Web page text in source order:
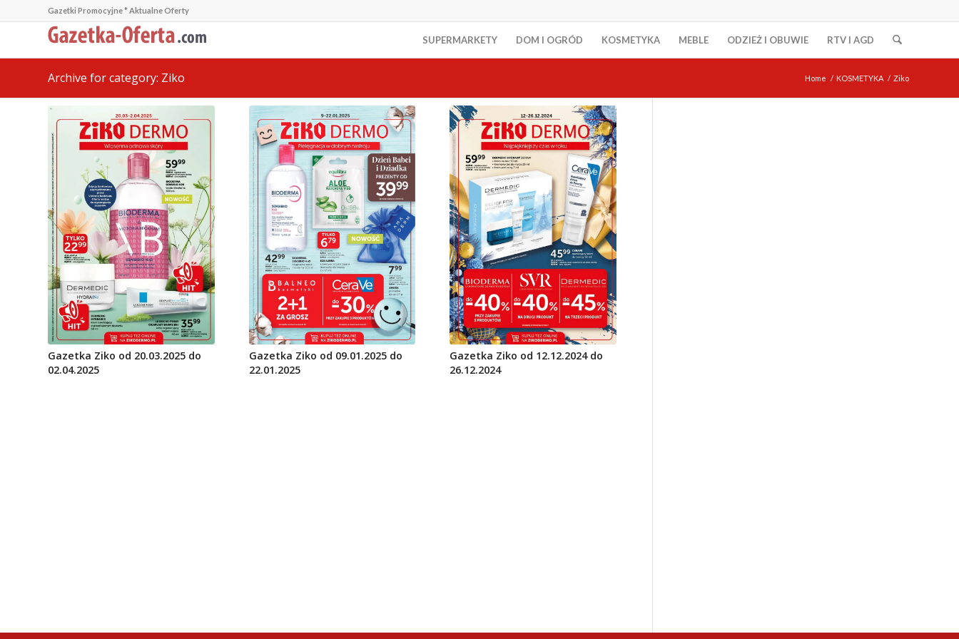
Gazetki Promocyjne * Aktualne Oferty
SUPERMARKETY DOM I OGRÓD KOSMETYKA MEBLE ODZIEŻ I OBUWIE RTV I AGD
Archive for category: Ziko Home / KOSMETYKA / Ziko
Gazetka Ziko od 20.03.2025 do
02.04.2025
Gazetka Ziko od 09.01.2025 do
22.01.2025
Gazetka Ziko od 12.12.2024 do
26.12.2024